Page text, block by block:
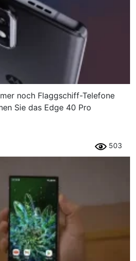
noch Flaggschiff-Telefone
Sie das Edge 40 Pro
503